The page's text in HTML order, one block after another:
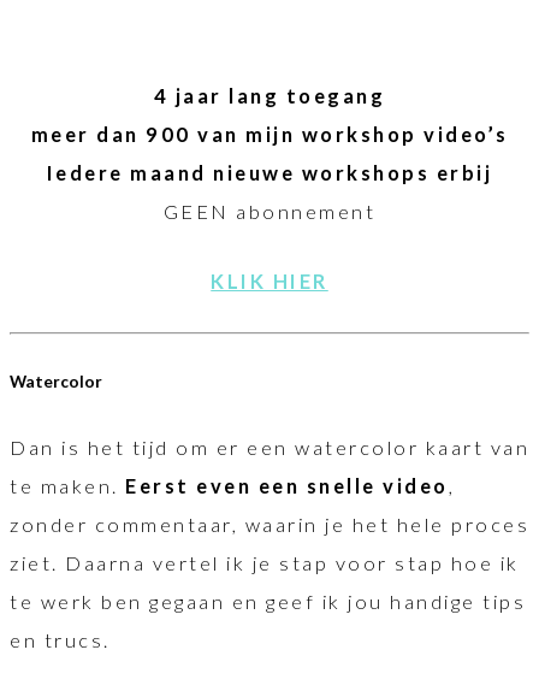
4 jaar lang toegang
meer dan 900 van mijn workshop video’s
Iedere maand nieuwe workshops erbij
GEEN abonnement
KLIK HIER
Watercolor
Dan is het tijd om er een watercolor kaart van
te maken. Eerst even een snelle video ,
zonder commentaar, waarin je het hele proces
ziet. Daarna vertel ik je stap voor stap hoe ik
te werk ben gegaan en geef ik jou handige tips
en trucs.